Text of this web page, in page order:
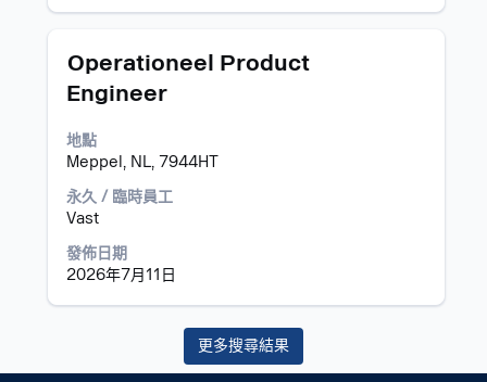
資
的
完
整
容。
標
Operationeel Product
Engineer
地點
Meppel, NL, 7944HT
永久 / 臨時員工
Vast
發佈日期
2026年7月11日
選
空
列
以
檢
視
作
資
更多搜尋結果